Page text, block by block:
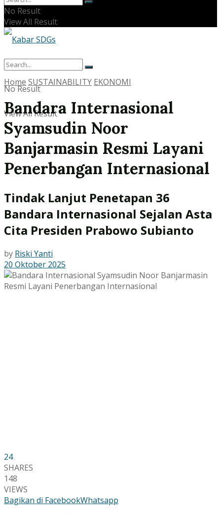
No Result
View All Result
No Result
View All Result
Home SUSTAINABILITY EKONOMI
Bandara Internasional
Syamsudin Noor
Banjarmasin Resmi Layani
Penerbangan Internasional
Tindak Lanjut Penetapan 36
Bandara Internasional Sejalan Asta
Cita Presiden Prabowo Subianto
by Riski Yanti
20 Oktober 2025
24
SHARES
148
VIEWS
Bagikan di FacebookWhatsapp